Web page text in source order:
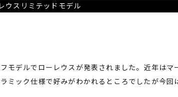
ウスリミテッドモデル
モデルでローレウスが発表されました。近年は
ミック仕様で好みがわかれるところでしたが今回